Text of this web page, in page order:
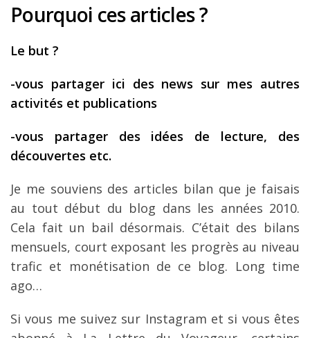
Pourquoi ces articles ?
Le but ?
-vous partager ici des news sur mes autres
activités et publications
-vous partager des idées de lecture, des
découvertes etc.
Je me souviens des articles bilan que je faisais
au tout début du blog dans les années 2010.
Cela fait un bail désormais. C’était des bilans
mensuels, court exposant les progrès au niveau
trafic et monétisation de ce blog. Long time
ago…
Si vous me suivez sur Instagram et si vous êtes